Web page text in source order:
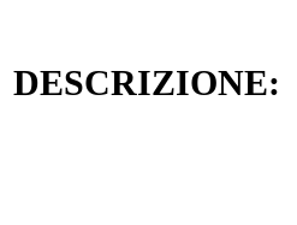
DESCRIZIONE: